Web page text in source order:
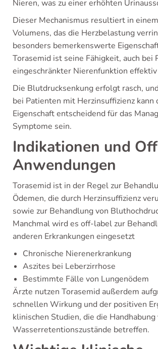
Nieren, was zu einer erhöhten
Dieser Mechanismus resultiert in
Volumens, das die Herzbelastung
besonders bemerkenswerte
Torasemid ist seine Fähigkeit, auch bei
eingeschränkter Nierenfunktion
Die Blutdrucksenkung erfolgt rasch,
bei Patienten mit Herzinsuffizienz kann
Eigenschaft entscheidend für das
Symptome sein.
Indikationen und
Anwendungen
Torasemid ist in der Regel zur
Ödemen, die durch Herzinsuffizienz
sowie zur Behandlung von
Manchmal wird es off-label zur
anderen Erkrankungen eingesetzt
Chronische Nierenerkrankung
Aszites bei Leberzirrhose
Bestimmte Fälle von Lungenödem
Ärzte nutzen Torasemid außerdem
schnellen Wirkung und der positiven
klinischen Studien, die die
Wasserretentionszustände betreffen.